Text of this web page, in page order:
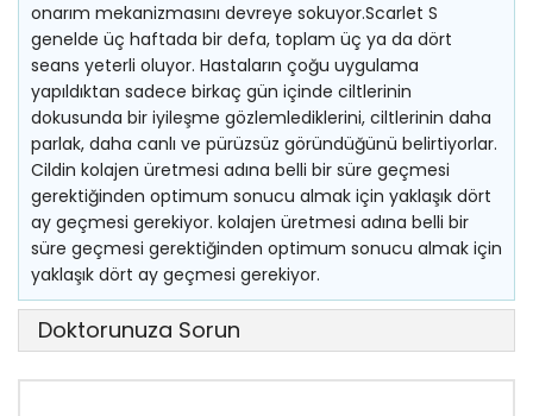
onarım mekanizmasını devreye sokuyor.Scarlet S
genelde üç haftada bir defa, toplam üç ya da dört
seans yeterli oluyor. Hastaların çoğu uygulama
yapıldıktan sadece birkaç gün içinde ciltlerinin
dokusunda bir iyileşme gözlemlediklerini, ciltlerinin daha
parlak, daha canlı ve pürüzsüz göründüğünü belirtiyorlar.
Cildin kolajen üretmesi adına belli bir süre geçmesi
gerektiğinden optimum sonucu almak için yaklaşık dört
ay geçmesi gerekiyor. kolajen üretmesi adına belli bir
süre geçmesi gerektiğinden optimum sonucu almak için
yaklaşık dört ay geçmesi gerekiyor.
Doktorunuza Sorun